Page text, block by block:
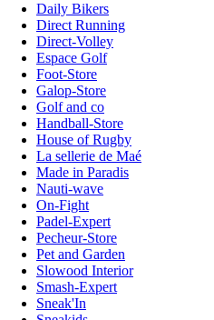
Daily Bikers
Direct Running
Direct-Volley
Espace Golf
Foot-Store
Galop-Store
Golf and co
Handball-Store
House of Rugby
La sellerie de Maé
Made in Paradis
Nauti-wave
On-Fight
Padel-Expert
Pecheur-Store
Pet and Garden
Slowood Interior
Smash-Expert
Sneak'In